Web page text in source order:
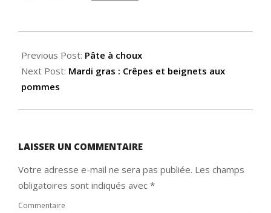
03-
04
Previous Post: Pâte à choux
Next Post: Mardi gras : Crêpes et beignets aux
pommes
LAISSER UN COMMENTAIRE
Votre adresse e-mail ne sera pas publiée. Les champs
obligatoires sont indiqués avec *
Commentaire